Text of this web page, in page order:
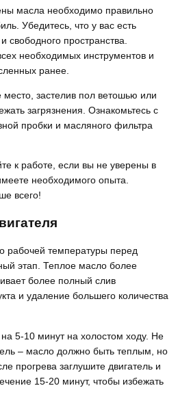
масла необходимо правильно
Убедитесь, что у вас есть
свободного пространства.
необходимых инструментов и
ранее.
место, застелив пол ветошью или
загрязнения. Ознакомьтесь с
пробки и масляного фильтра
к работе, если вы не уверены в
необходимого опыта.
всего!
рабочей температуры перед
этап. Теплое масло более
более полный слив
и удаление большего количества
на 5-10 минут на холостом ходу. Не
– масло должно быть теплым, но
прогрева заглушите двигатель и
15-20 минут, чтобы избежать